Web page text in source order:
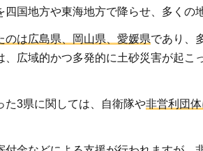
国地方や東海地方で降らせ、多くの
のは広島県、岡山県、愛媛県であり、
、広域的かつ多発的に土砂災害が起こ
た3県に関しては、自衛隊や非営利団